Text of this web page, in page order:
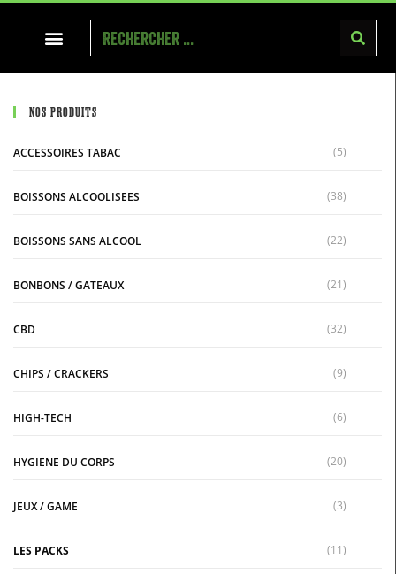
NOS PRODUITS
ACCESSOIRES TABAC (5)
BOISSONS ALCOOLISEES (38)
BOISSONS SANS ALCOOL (22)
BONBONS / GATEAUX (21)
CBD (32)
CHIPS / CRACKERS (9)
HIGH-TECH (6)
HYGIENE DU CORPS (20)
JEUX / GAME (3)
LES PACKS (11)